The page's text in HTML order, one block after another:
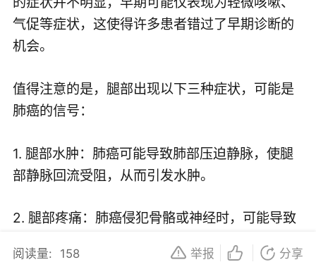
气促等症状，这使得许多患者错过了早期诊断的
机会。
值得注意的是，腿部出现以下三种症状，可能是
肺癌的信号：
1. 腿部水肿：肺癌可能导致肺部压迫静脉，使腿
部静脉回流受阻，从而引发水肿。
2. 腿部疼痛：肺癌侵犯骨骼或神经时，可能导致
阅读量: 158 举报 分享